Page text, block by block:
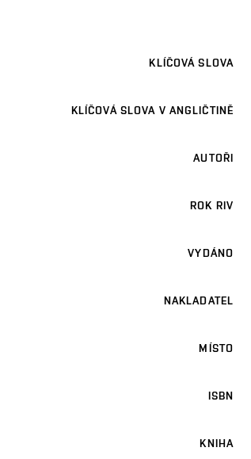
KLÍČOVÁ SLOVA
KLÍČOVÁ SLOVA V ANGLIČTINĚ
AUTOŘI
ROK RIV
VYDÁNO
NAKLADATEL
MÍSTO
ISBN
KNIHA